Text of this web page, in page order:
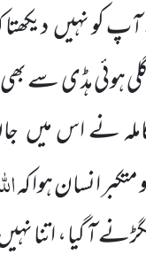
کو نہیں
گلی ہوئی ہڈی سے
نے اس میں
متکبر انسان ہوا کہ
آ گیا ، اتنا